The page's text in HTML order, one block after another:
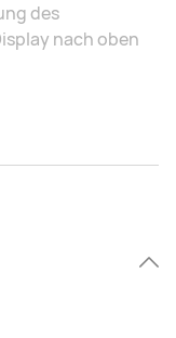
des
nach oben